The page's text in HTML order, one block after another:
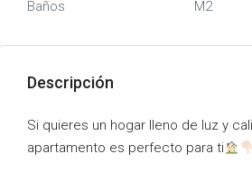
Baños M2
Descripción
Si quieres un hogar lleno de luz y
apartamento es perfecto para ti